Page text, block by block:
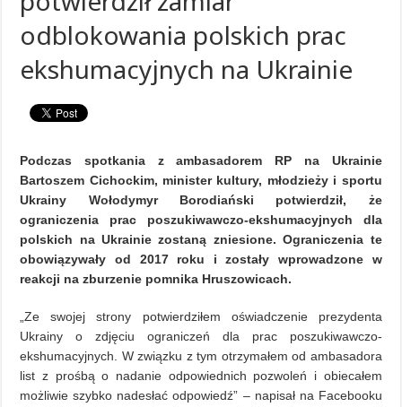
odblokowania polskich prac
ekshumacyjnych na Ukrainie
Podczas spotkania z ambasadorem RP na Ukrainie
Bartoszem Cichockim, minister kultury, młodzieży i sportu
Ukrainy Wołodymyr Borodiański potwierdził, że
ograniczenia prac poszukiwawczo-ekshumacyjnych dla
polskich na Ukrainie zostaną zniesione. Ograniczenia te
obowiązywały od 2017 roku i zostały wprowadzone w
reakcji na zburzenie pomnika Hruszowicach.
„Ze swojej strony potwierdziłem oświadczenie prezydenta
Ukrainy o zdjęciu ograniczeń dla prac poszukiwawczo-
ekshumacyjnych. W związku z tym otrzymałem od ambasadora
list z prośbą o nadanie odpowiednich pozwoleń i obiecałem
możliwie szybko nadesłać odpowiedź” – napisał na Facebooku